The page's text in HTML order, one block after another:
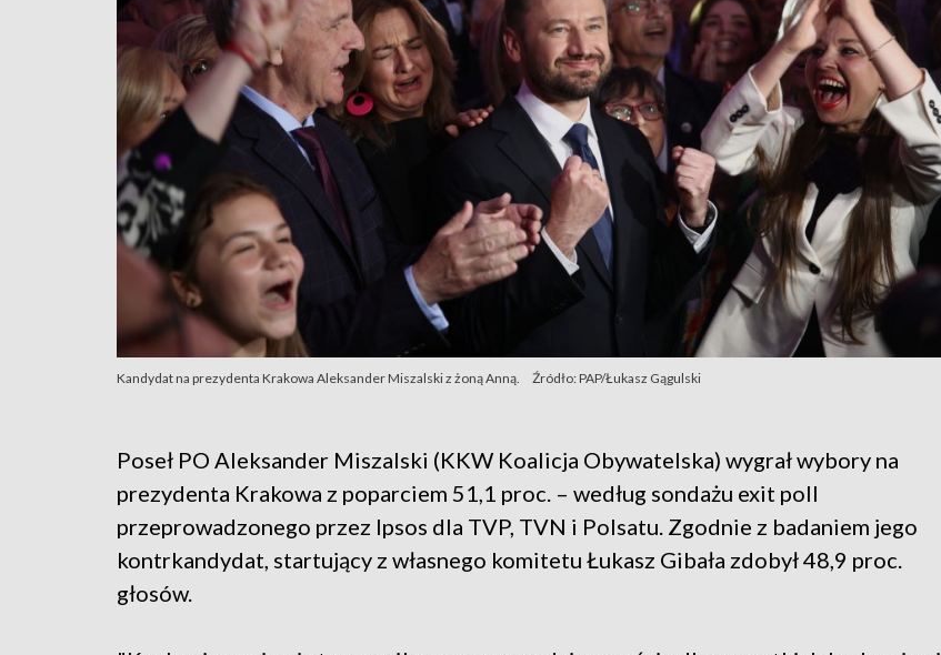
Kandydat na prezydenta Krakowa Aleksander Miszalski z żoną Anną. Źródło: PAP/Łukasz Gągulski
Poseł PO Aleksander Miszalski (KKW Koalicja Obywatelska) wygrał wybory na
prezydenta Krakowa z poparciem 51,1 proc. – według sondażu exit poll
przeprowadzonego przez Ipsos dla TVP, TVN i Polsatu. Zgodnie z badaniem jego
kontrkandydat, startujący z własnego komitetu Łukasz Gibała zdobył 48,9 proc.
głosów.